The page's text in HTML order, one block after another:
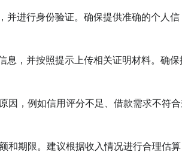
并进行身份验证。确保提供准确的个人信
息，并按照提示上传相关证明材料。确保
因，例如信用评分不足、借款需求不符
和期限。建议根据收入情况进行合理估算